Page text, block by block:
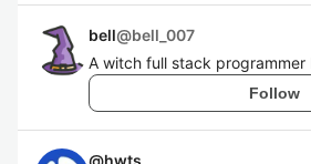
bell@bell_007
A witch full stack programmer
Follow
@hwts